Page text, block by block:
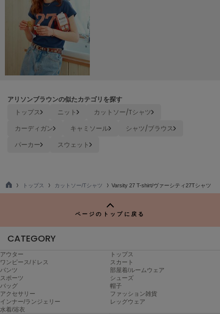
ルコックスポルティフ
LeSportsac
レスポートサック
LILY BROWN
リリーブラウン
LITTLE UNION TOKYO
リトルユニオン トウキョウ
MICHU COQUETTE
ミチュ コケット
miies miim
Mila Owen
ミラオーウェン
MOIGE
モワージュ
アリソンブラウンの似たカテゴリを探す
トップス ニット
カットソー/Tシャツ
カーディガン
キャミソール
シャツ/ブラウス
パーカー
スウェット
TO
トップス カットソー/Tシャツ Varsity 27 T-shirt/ヴァーシティ27Tシャツ
ページのトップに戻る
CATEGORY
アウター
トップス
ワンピース/ドレス
スカート
パンツ
部屋着/ルームウェア
スポーツ
シューズ
バッグ
帽子
アクセサリー
ファッション雑貨
インナー/ランジェリー
レッグウェア
水着/浴衣